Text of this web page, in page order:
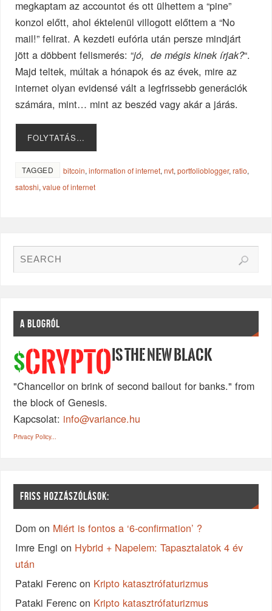
megkaptam az accountot és ott ülhettem a “pine”
konzol előtt, ahol éktelenül villogott előttem a “No
mail!” felirat. A kezdeti eufória után persze mindjárt
jött a döbbent felismerés: “jó, de mégis kinek írjak?“.
Majd teltek, múltak a hónapok és az évek, mire az
internet olyan evidensé vált a legfrissebb generációk
számára, mint… mint az beszéd vagy akár a járás.
FOLYTATÁS…
TAGGED bitcoin,information of internet,nvt,portfolioblogger,ratio,
satoshi,value of internet
A BLOGRÓL
$CRYPTO IS THE NEW BLACK
"Chancellor on brink of second bailout for banks." from
the block of Genesis.
Kapcsolat: info@variance.hu
Privacy Policy...
FRISS HOZZÁSZÓLÁSOK:
Dom on Miért is fontos a ‘6-confirmation’ ?
Imre Engi on Hybrid + Napelem: Tapasztalatok 4 év
után
Pataki Ferenc on Kripto katasztrófaturizmus
Pataki Ferenc on Kripto katasztrófaturizmus